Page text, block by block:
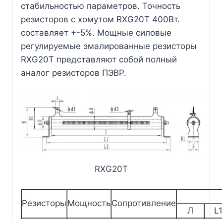
стабильностью параметров. Точность
резисторов с хомутом RXG20T 400Вт.
составляет +-5%. Мощные силовые
регулируемые эмалированные резисторы
RXG20T представляют собой полный
аналог резисторов ПЭВР.
RXG20T
Резисторы МощностьСопротивление
Л
L1